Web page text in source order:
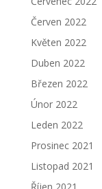
Červen 2022
Květen 2022
Duben 2022
Březen 2022
Únor 2022
Leden 2022
Prosinec 2021
Listopad 2021
Říjen 2021